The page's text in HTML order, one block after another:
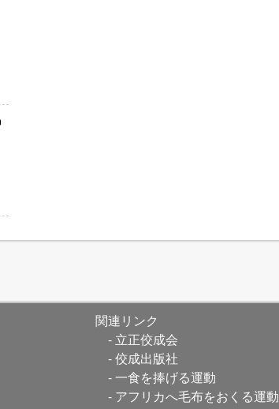
関連リンク
立正佼成会
佼成出版社
一食を捧げる運動
アフリカへ毛布をおくる運動